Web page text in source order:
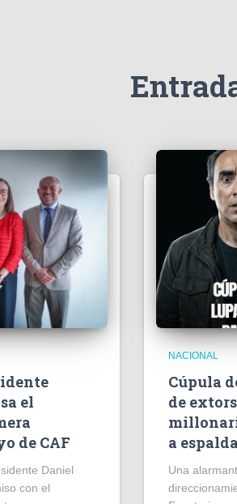
el
de CAF
Daniel
con el
NACIONAL
Cúpula
de
a
​Una